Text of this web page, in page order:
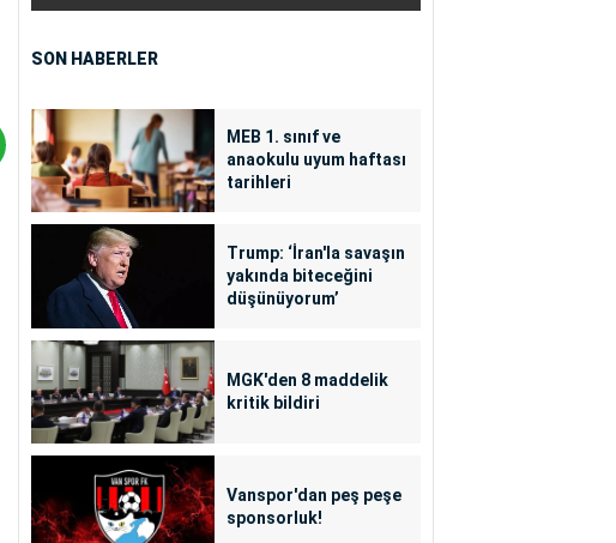
SON HABERLER
MEB 1. sınıf ve
anaokulu uyum haftası
tarihleri
Trump: ‘İran'la savaşın
yakında biteceğini
düşünüyorum’
MGK'den 8 maddelik
kritik bildiri
Vanspor'dan peş peşe
sponsorluk!